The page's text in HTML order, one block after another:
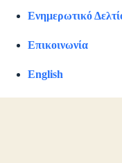
Ενημερωτικό
Επικοινωνία
English